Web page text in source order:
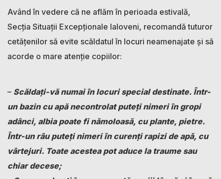
Având în vedere că ne aflăm în perioada estivală,
Secţia Situații Excepționale Ialoveni, recomandă tuturor
cetăţenilor să evite scăldatul în locuri neamenajate şi să
acorde o mare atenţie copiilor:
– Scăldaţi-vă numai în locuri special destinate. Într-
un bazin cu apă necontrolat puteţi nimeri în gropi
adânci, albia poate fi nămoloasă, cu plante, pietre.
Într-un râu puteţi nimeri în curenţi rapizi de apă, cu
vârtejuri. Toate acestea pot aduce la traume sau
chiar decese;